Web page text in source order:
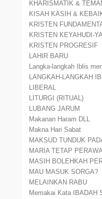
KHARISMATIK &
KISAH KASIH &
KRISTEN
KRISTEN KEYAHUDI-
KRISTEN PROGRESIF
LAHIR BARU
Langka-langkah Iblis
LANGKAH-LANGKAH
LIBERAL
LITURGI (RITUAL)
LUBANG JARUM
Makanan Haram DLL
Makna Hari Sabat
MAKSUD TUNDUK
MARIA TETAP
MASIH BOLEHKAH
MAU MASUK SORGA?
MELAINKAN RABU
Memakai Kata IBADAH